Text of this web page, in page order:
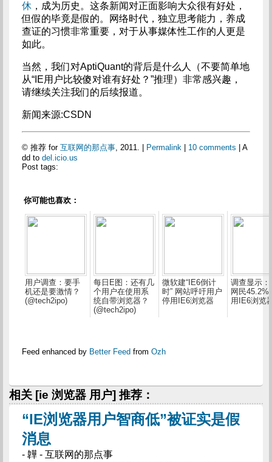
休，成为历史。这条新闻对正面影响大众很有好处，
但假的毕竟是假的。网络时代，独立思考能力，养成
查证的习惯非常重要，对于从事媒体性工作的人更是
如此。
当然，我们对AptiQuant的背后是什么人（不要简单地
从“IE用户比较傻对谁有好处？”推理）非常感兴趣，
请继续关注我们的后续报道。
新闻来源:CSDN
© 推荐 for 互联网的那点事, 2011. | Permalink| 10 comments | A
dd to del.icio.us
Post tags:
你可能也喜欢：
用户调查：要手
机还是要激情？
(@tech2ipo)
每日E图：还有几
个用户在使用系
统自带浏览器？
(@tech2ipo)
微软建“IE6倒计
时” 网站呼吁用户
停用IE6浏览器
调查显示：
网民45.2%
用IE6浏览
Feed enhanced by Better Feed from Ozh
相关 [ie 浏览器 用户] 推荐：
“IE浏览器用户智商低”被证实是假
消息
- 韡 - 互联网的那点事